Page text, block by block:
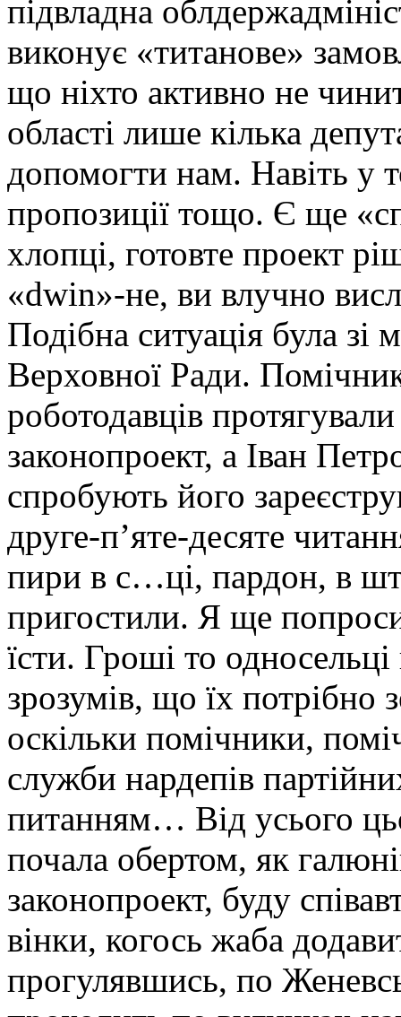
підвладна
виконує «титанове»
що ніхто активно не
області лише кілька
допомогти нам. Навіть у
пропозиції тощо. Є ще
хлопці, готовте проект
«dwin»-не, ви влучно
Подібна ситуація була
Верховної Ради.
роботодавців
законопроект, а Іван
спробують його
друге-п’яте-десяте
пири в с…ці, пардон, в
пригостили. Я ще
їсти. Гроші то
зрозумів, що їх потрібно
оскільки помічники,
служби нардепів
питанням… Від усього
почала обертом, як
законопроект, буду
вінки, когось жаба
прогулявшись, по